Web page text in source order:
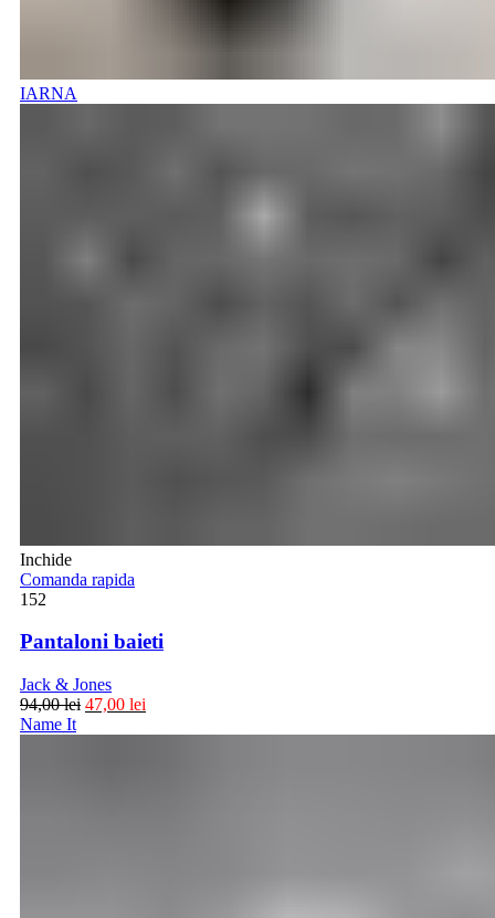
IARNA
Inchide
Comanda rapida
152
Pantaloni baieti
Jack & Jones
94,00lei 47,00 lei
Name It